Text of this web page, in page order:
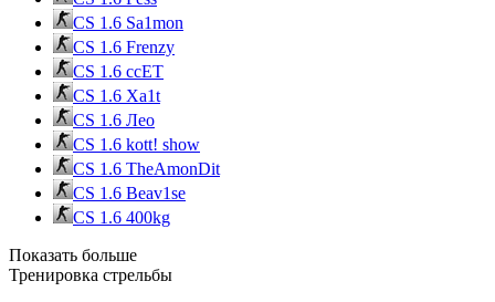
CS 1.6 Sa1mon
CS 1.6 Frenzy
CS 1.6 ccET
CS 1.6 Xa1t
CS 1.6 Лео
CS 1.6 kott! show
CS 1.6 TheAmonDit
CS 1.6 Beav1se
CS 1.6 400kg
Показать больше
Тренировка стрельбы